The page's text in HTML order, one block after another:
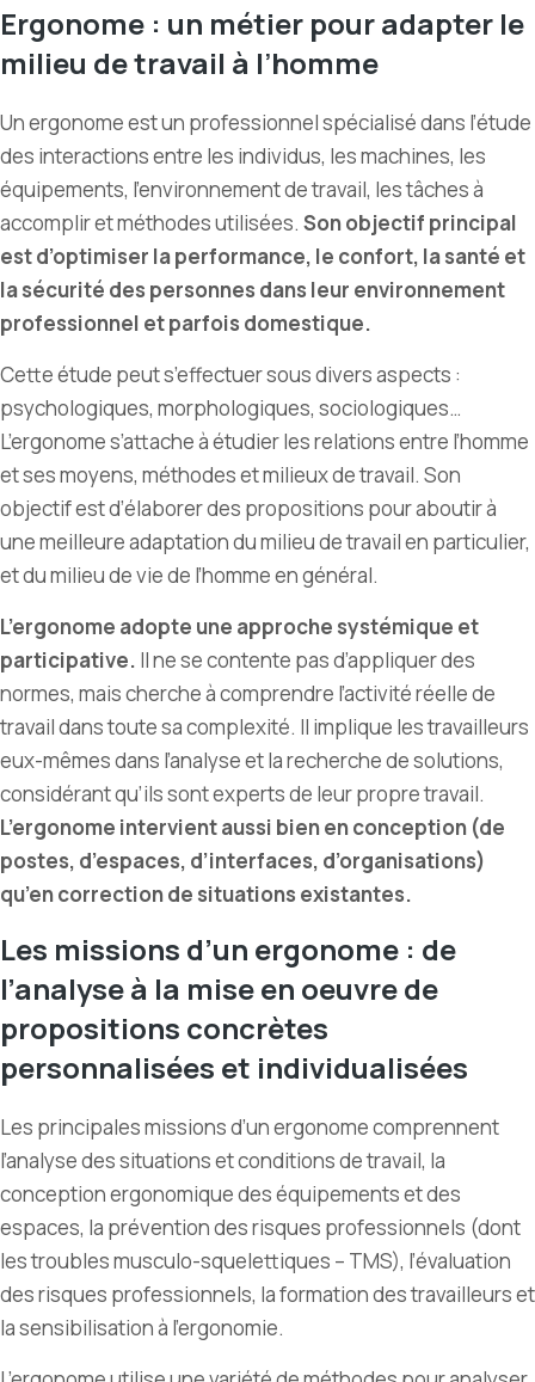
Ergonome : un métier pour adapter le
milieu de travail à l’homme
Un ergonome est un professionnel spécialisé dans l’étude
des interactions entre les individus, les machines, les
équipements, l’environnement de travail, les tâches à
accomplir et méthodes utilisées. Son objectif principal
est d’optimiser la performance, le confort, la santé et
la sécurité des personnes dans leur environnement
professionnel et parfois domestique.
Cette étude peut s’effectuer sous divers aspects :
psychologiques, morphologiques, sociologiques…
L’ergonome s’attache à étudier les relations entre l’homme
et ses moyens, méthodes et milieux de travail. Son
objectif est d’élaborer des propositions pour aboutir à
une meilleure adaptation du milieu de travail en particulier,
et du milieu de vie de l’homme en général.
L’ergonome adopte une approche systémique et
participative. Il ne se contente pas d’appliquer des
normes, mais cherche à comprendre l’activité réelle de
travail dans toute sa complexité. Il implique les travailleurs
eux-mêmes dans l’analyse et la recherche de solutions,
considérant qu’ils sont experts de leur propre travail.
L’ergonome intervient aussi bien en conception (de
postes, d’espaces, d’interfaces, d’organisations)
qu’en correction de situations existantes.
Les missions d’un ergonome : de
l’analyse à la mise en oeuvre de
propositions concrètes
personnalisées et individualisées
Les principales missions d’un ergonome comprennent
l’analyse des situations et conditions de travail, la
conception ergonomique des équipements et des
espaces, la prévention des risques professionnels (dont
les troubles musculo-squelettiques – TMS), l’évaluation
des risques professionnels, la formation des travailleurs et
la sensibilisation à l’ergonomie.